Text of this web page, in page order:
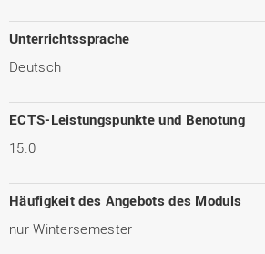
Unterrichtssprache
Deutsch
ECTS-Leistungspunkte und Benotung
15.0
Häufigkeit des Angebots des Moduls
nur Wintersemester